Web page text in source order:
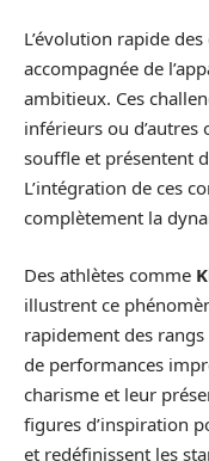
L’évolution rapide
accompagnée de
ambitieux. Ces
inférieurs ou
souffle et présentent
L’intégration de ces
complètement la
Des athlètes comme
illustrent ce
rapidement des
de performances
charisme et leur
figures d’inspiration
et redéfinissent les